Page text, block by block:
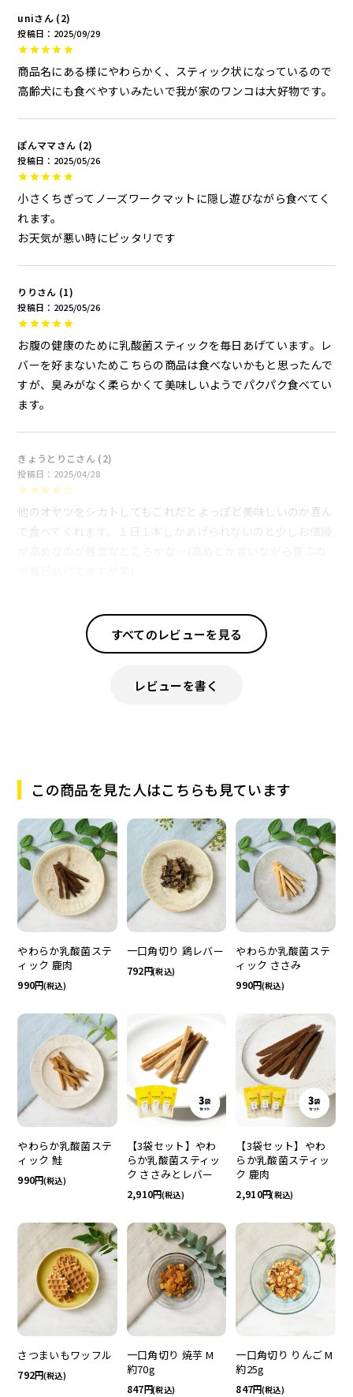
uni 2
投稿日 2025/09/29
商品名にある様にやわらかく、スティック状になっているので
高齢犬にも食べやすいみたいで我が家のワンコは大好物です。
ぽんママ 2
投稿日 2025/05/26
小さくちぎってノーズワークマットに隠し遊びながら食べてく
れます。
お天気が悪い時にピッタリです
りり 1
投稿日 2025/05/26
お腹の健康のために乳酸菌スティックを毎日あげています。レ
バーを好まないためこちらの商品は食べないかもと思ったんで
すが、臭みがなく柔らかくて美味しいようでパクパク食べてい
ます。
きょうとりこ 2
投稿日 2025/04/28
他のオヤツをシカトしてもこれだとよっぽど美味しいのか喜ん
すべてのレビューを見る
レビューを書く
この商品を見た人はこちらも見ています
やわらか乳酸菌ステ
ィック 鹿肉
990 (税込)
一口角切り 鶏レバー
792 (税込)
やわらか乳酸菌ステ
ィック ささみ
990 (税込)
やわらか乳酸菌ステ
ィック 鮭
990 (税込)
【3袋セット】やわ
らか乳酸菌スティッ
ク ささみとレバー
2,910 (税込)
【3袋セット】やわ
らか乳酸菌スティッ
ク 鹿肉
2,910 (税込)
さつまいもワッフル
792 (税込)
一口角切り 焼芋 M
約70g
847 (税込)
一口角切り りんご M
約25g
847 (税込)